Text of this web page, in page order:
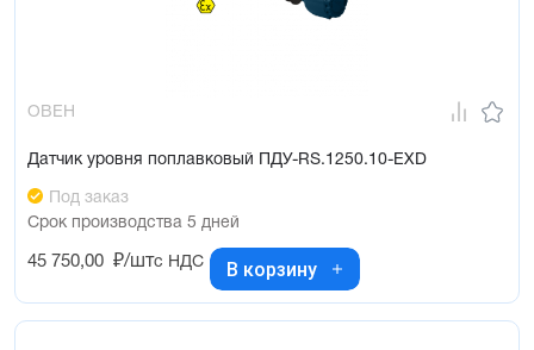
ОВЕН
Датчик уровня поплавковый ПДУ-RS.1250.10-ЕХD
Под заказ
Срок производства 5 дней
45 750,00 ₽/штс НДС В корзину